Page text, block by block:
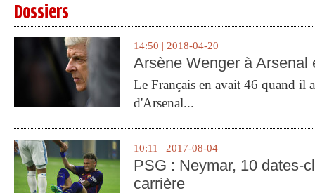
Dossiers
14:50 | 2018-04-20
Arsène Wenger à Arsenal
Le Français en avait 46 quand il
d'Arsenal...
10:11 | 2017-08-04
PSG : Neymar, 10 dates-
carrière